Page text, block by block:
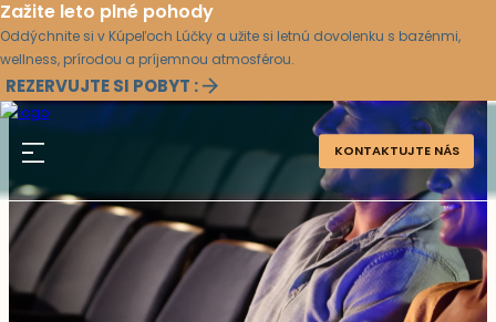
Zažite leto plné pohody
Oddýchnite si v Kúpeľoch Lúčky a užite si letnú dovolenku s bazénmi,
wellness, prírodou a príjemnou atmosférou.
REZERVUJTE SI POBYT :
KONTAKTUJTE NÁS